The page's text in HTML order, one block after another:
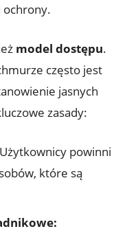
ochrony.
model dostępu.‍
często jest
jasnych
zasady:
Użytkownicy powinni
które są